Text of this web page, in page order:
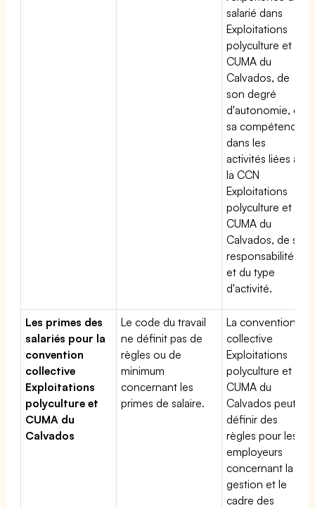
salarié dans
Exploitations
polyculture et
CUMA du
Calvados, de
son degré
d'autonomie, de
sa compétence
dans les
activités liées à
la CCN
Exploitations
polyculture et
CUMA du
Calvados, de sa
responsabilité
et du type
d'activité.
Les primes des
salariés pour la
convention
collective
Exploitations
polyculture et
CUMA du
Calvados
Le code du travail
ne définit pas de
règles ou de
minimum
concernant les
primes de salaire.
La convention
collective
Exploitations
polyculture et
CUMA du
Calvados peut
définir des
règles pour les
employeurs
concernant la
gestion et le
cadre des